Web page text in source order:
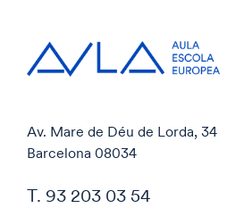
Av. Mare de Déu de Lorda, 34
Barcelona 08034
T. 93 203 03 54